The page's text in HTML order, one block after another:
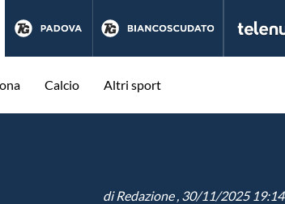
Calcio Altri sport
diRedazione, 30/11/2025 19:14